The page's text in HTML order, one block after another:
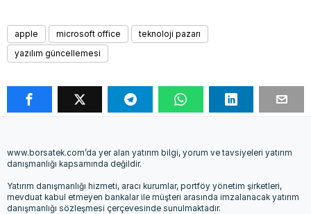
apple microsoft office
teknoloji pazarı
yazılım güncellemesi
www.borsatek.com’da yer alan yatırım bilgi, yorum ve tavsiyeleri yatırım
danışmanlığı kapsamında değildir.
Yatırım danışmanlığı hizmeti, aracı kurumlar, portföy yönetim şirketleri,
mevduat kabul etmeyen bankalar ile müşteri arasında imzalanacak yatırım
danışmanlığı sözleşmesi çerçevesinde sunulmaktadır.